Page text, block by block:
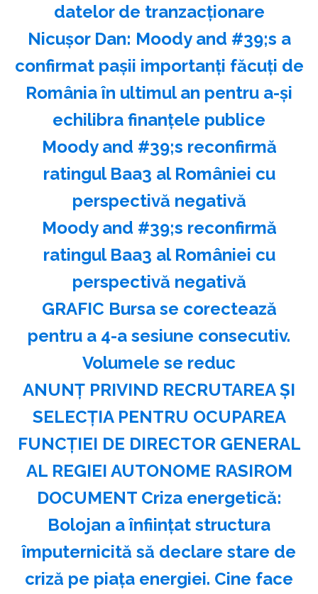
datelor de tranzacţionare
Nicuşor Dan: Moody and #39;s a
confirmat paşii importanţi făcuţi de
România în ultimul an pentru a-şi
echilibra finanţele publice
Moody and #39;s reconfirmă
ratingul Baa3 al României cu
perspectivă negativă
Moody and #39;s reconfirmă
ratingul Baa3 al României cu
perspectivă negativă
GRAFIC Bursa se corectează
pentru a 4-a sesiune consecutiv.
Volumele se reduc
ANUNŢ PRIVIND RECRUTAREA ŞI
SELECŢIA PENTRU OCUPAREA
FUNCŢIEI DE DIRECTOR GENERAL
AL REGIEI AUTONOME RASIROM
DOCUMENT Criza energetică:
Bolojan a înființat structura
împuternicită să declare stare de
criză pe piața energiei. Cine face